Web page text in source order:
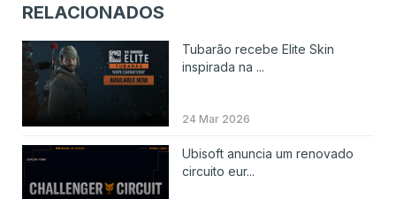
RELACIONADOS
Tubarão recebe Elite Skin
inspirada na ...
24 Mar 2026
Ubisoft anuncia um renovado
circuito eur...